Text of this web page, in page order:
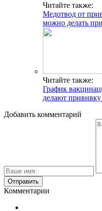
Читайте также:
Медотвод от
можно делать
Читайте также:
График
делают
Добавить комментарий
Комментарии